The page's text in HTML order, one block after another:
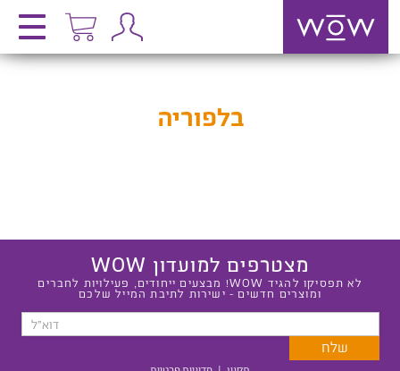
בלפוריה
מצטרפים למועדון WOW
לא תפסיקו להגיד WOW! מבצעים ייחודים, פעילויות לחברים
ומוצרים חדשים - ישירות לתיבת המייל שלכם